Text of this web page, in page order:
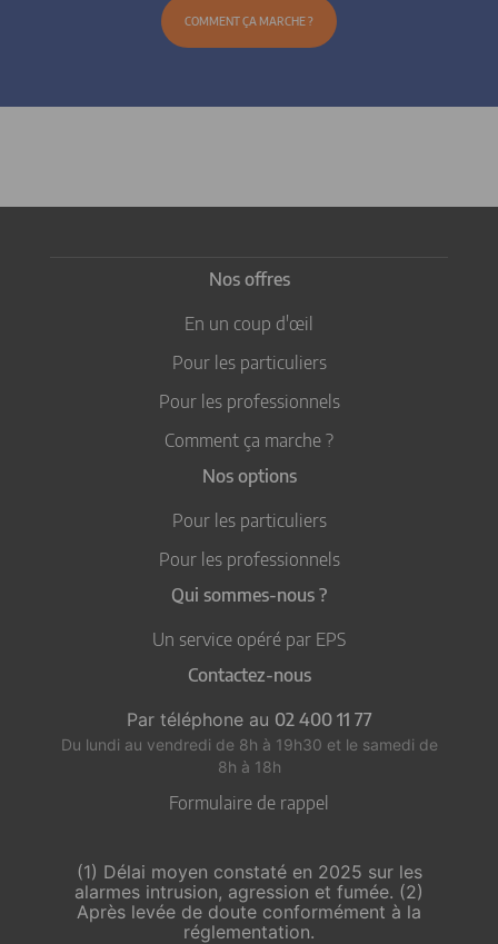
COMMENT ÇA MARCHE ?
Nos offres
En un coup d'œil
Pour les particuliers
Pour les professionnels
Comment ça marche ?
Nos options
Pour les particuliers
Pour les professionnels
Qui sommes-nous ?
Un service opéré par EPS
Contactez-nous
Par téléphone au 02 400 11 77
Du lundi au vendredi de 8h à 19h30 et le samedi de
8h à 18h
Formulaire de rappel
(1) Délai moyen constaté en 2025 sur les
alarmes intrusion, agression et fumée. (2)
Après levée de doute conformément à la
réglementation.